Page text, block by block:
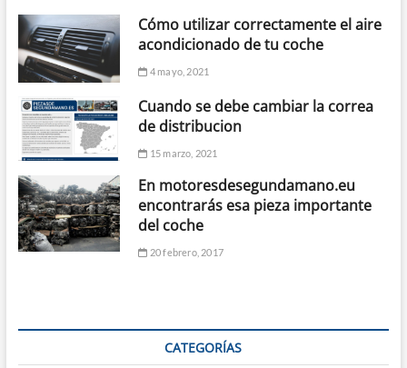
Cómo utilizar correctamente el aire
acondicionado de tu coche
4 mayo, 2021
Cuando se debe cambiar la correa
de distribucion
15 marzo, 2021
En motoresdesegundamano.eu
encontrarás esa pieza importante
del coche
20 febrero, 2017
CATEGORÍAS